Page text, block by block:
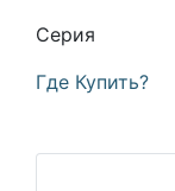
Серия
Где Купить?